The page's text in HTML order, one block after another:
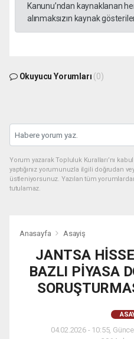
Kanunu’ndan kaynaklanan
alınmaksızın kaynak
Okuyucu Yorumları (0)
Yorum yazarak Topluluk Kuralları’nı
yaptığınız yorumunuzla ilgili doğrudan
üstleniyorsunuz. Yazılan tüm
tutulamaz.
Anasayfa Asayiş
JANTSA
BAZLI PİYASA
04.02.2026 - 10:55,